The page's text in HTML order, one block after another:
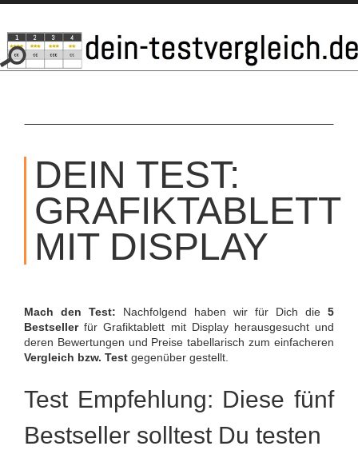
SKIP
CONTENT
DEIN TEST:
GRAFIKTABLETT
MIT DISPLAY
Mach den Test: Nachfolgend haben wir für Dich die 5
Bestsellerfür Grafiktablett mit Display herausgesucht und
deren Bewertungen und Preise tabellarisch zum einfacheren
Vergleich bzw. Test gegenüber gestellt.
Test Empfehlung: Diese fünf
Bestseller solltest Du testen